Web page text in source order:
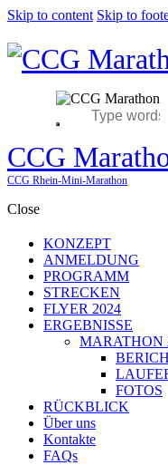
Skip to content Skip to
CCG
CCG Rhein-Mini-Marathon
Close
KONZEPT
ANMELDUNG
PROGRAMM
STRECKEN
FLYER 2024
ERGEBNISSE
MARATHON
FOTOS
RÜCKBLICK
Über uns
Kontakte
FAQs